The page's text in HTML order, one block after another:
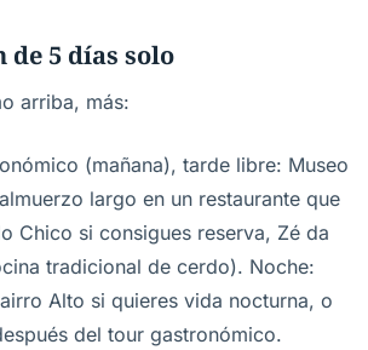
de 5 días solo
arriba, más:
(mañana), tarde libre: Museo
largo en un restaurante que
Chico si consigues reserva, Zé da
tradicional de cerdo). Noche:
Alto si quieres vida nocturna, o
del tour gastronómico.